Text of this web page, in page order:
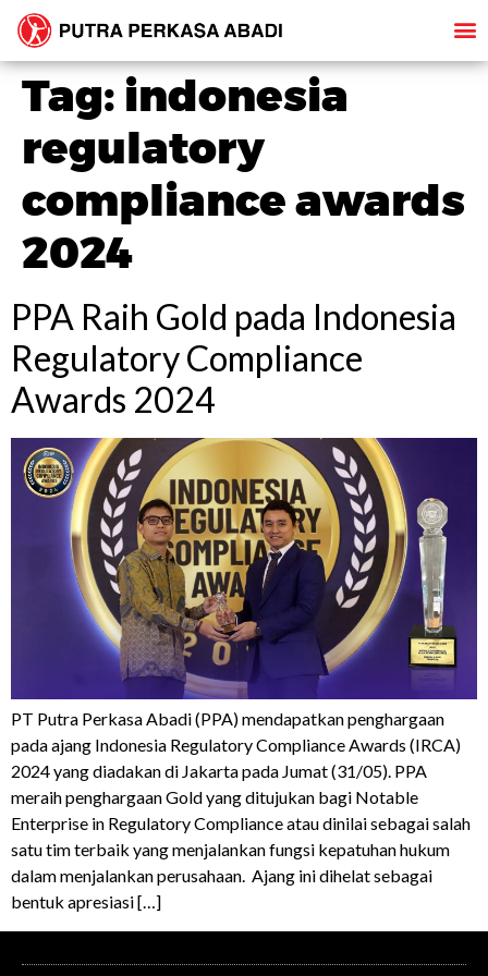
Tag: indonesia
regulatory
compliance awards
2024
PPA Raih Gold pada Indonesia
Regulatory Compliance
Awards 2024
PT Putra Perkasa Abadi (PPA) mendapatkan penghargaan
pada ajang Indonesia Regulatory Compliance Awards (IRCA)
2024 yang diadakan di Jakarta pada Jumat (31/05). PPA
meraih penghargaan Gold yang ditujukan bagi Notable
Enterprise in Regulatory Compliance atau dinilai sebagai salah
satu tim terbaik yang menjalankan fungsi kepatuhan hukum
dalam menjalankan perusahaan. Ajang ini dihelat sebagai
bentuk apresiasi […]